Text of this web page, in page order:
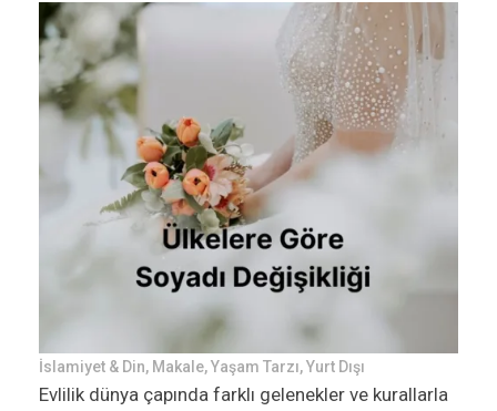
İslamiyet & Din, Makale,Yaşam Tarzı,Yurt Dışı
Evlilik dünya çapında farklı gelenekler ve kurallarla